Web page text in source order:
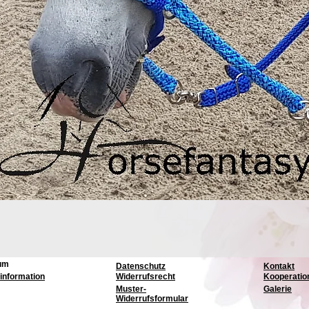
Datenschutz
Widerrufsrecht
Muster-
Widerrufsformular
Kontakt
Galerie